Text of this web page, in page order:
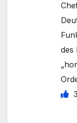
des
3